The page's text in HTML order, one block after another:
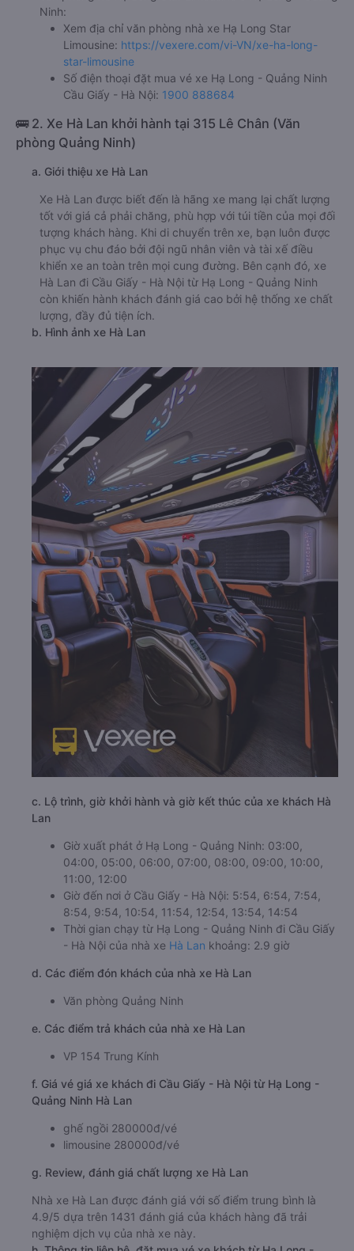
h. Thông tin liên hệ, đặt mua vé xe khách từ Hạ Long -
Quảng Ninh đi Cầu Giấy - Hà Nội Hạ Long Star Limousine
Văn phòng xe Hạ Long Star Limousine ở Hạ Long - Quảng
Ninh:
Xem địa chỉ văn phòng nhà xe Hạ Long Star
Limousine: https://vexere.com/vi-VN/xe-ha-long-
star-limousine
Số điện thoại đặt mua vé xe Hạ Long - Quảng Ninh
Cầu Giấy - Hà Nội:
🚌 2. Xe Hà Lan khởi hành tại 315 Lê Chân (Văn
phòng Quảng Ninh)
a. Giới thiệu xe Hà Lan
Xe Hà Lan được biết đến là hãng xe mang lại chất lượng
tốt với giá cả phải chăng, phù hợp với túi tiền của mọi đối
tượng khách hàng. Khi di chuyển trên xe, bạn luôn được
phục vụ chu đáo bởi đội ngũ nhân viên và tài xế điều
khiển xe an toàn trên mọi cung đường. Bên cạnh đó, xe
Hà Lan đi Cầu Giấy - Hà Nội từ Hạ Long - Quảng Ninh
lượng, đầy đủ tiện ích.
b. Hình ảnh xe Hà Lan
c. Lộ trình, giờ khởi hành và giờ kết thúc của xe khách Hà
Giờ xuất phát ở Hạ Long - Quảng Ninh: 03:00,
04:00, 05:00, 06:00, 07:00, 08:00, 09:00, 10:00,
11:00, 12:00
Giờ đến nơi ở Cầu Giấy - Hà Nội: 5:54, 6:54, 7:54,
8:54, 9:54, 10:54, 11:54, 12:54, 13:54, 14:54
- Hà Nội của nhà xeHà Lan
d. Các điểm đón khách của nhà xe Hà Lan
Văn phòng Quảng Ninh
e. Các điểm trả khách của nhà xe Hà Lan
f. Giá vé giá xe khách đi Cầu Giấy - Hà Nội từ Hạ Long -
limousine 280000đ/vé
g. Review, đánh giá chất lượng xe Hà Lan